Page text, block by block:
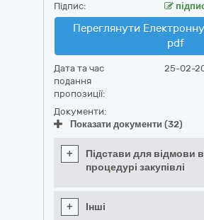
Підпис:
Переглянути
pdf
Дата та час
подання
пропозиції:
25-02-
Документи:
Показати документи (32)
+
Підстави для відмови в
процедурі закупівлі
+ Інші